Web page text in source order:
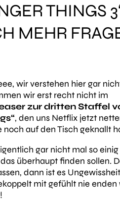
THINGS
MEHR
wir verstehen hier gar
wir erst recht nicht im
zur dritten Staffel
, den uns Netflix jetzt
auf den Tisch geknallt
gar nicht mal so
überhaupt finden sollen.
dann ist es
mit gefühlt nie